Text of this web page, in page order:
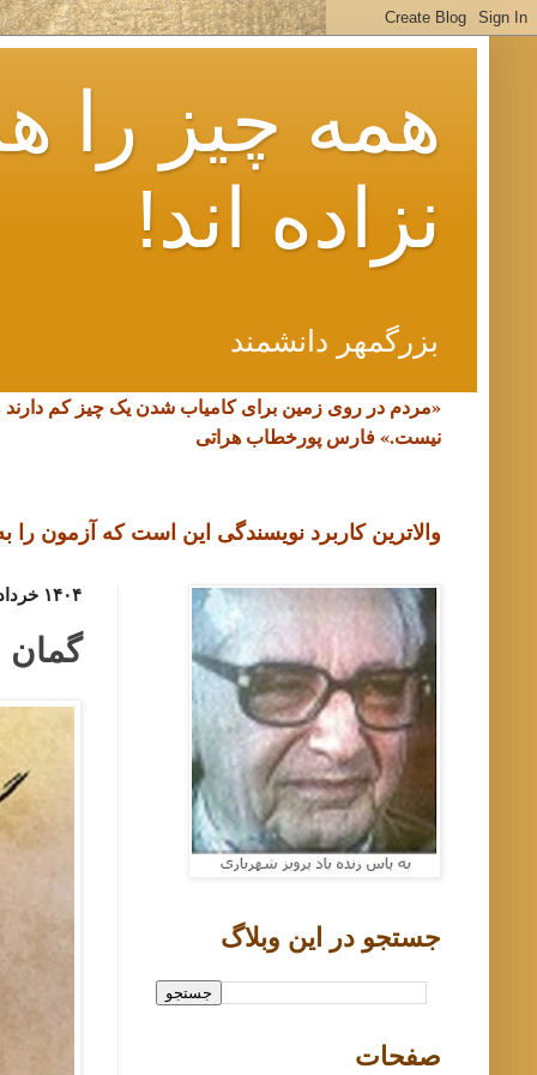
همه چیز را
نزاده اند!
بزرگمهر دانشمند
«مردم در روی زمین برای کامیاب شدن یک چیز کم
نیست.» فارس پورخطاب هراتی
والاترین کاربرد نویسندگی این است که آزمون را به
۱۴۰۴ خرداد ۲۶, دوشنبه
گمان
جستجو در اين وبلاگ
صفحات